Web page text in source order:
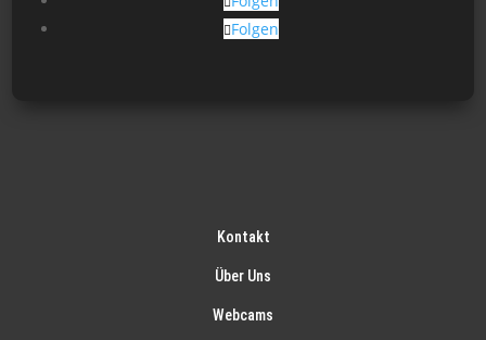
Folgen
Kontakt
Über Uns
Webcams